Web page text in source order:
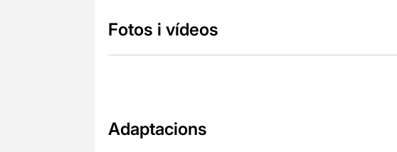
Fotos i vídeos
Adaptacions